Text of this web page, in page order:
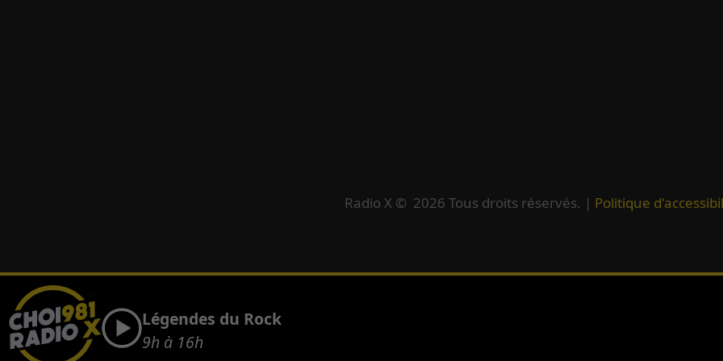
Radio X © 2026 Tous droits réservés. | Politique
Légendes du Rock
9h à 16h